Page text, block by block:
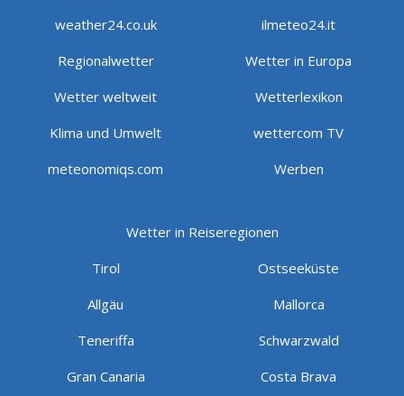
weather24.co.uk
ilmeteo24.it
Regionalwetter
Wetter in Europa
Wetter weltweit
Wetterlexikon
Klima und Umwelt
wettercom TV
meteonomiqs.com
Werben
Wetter in Reiseregionen
Tirol
Ostseeküste
Allgäu
Mallorca
Teneriffa
Schwarzwald
Gran Canaria
Costa Brava